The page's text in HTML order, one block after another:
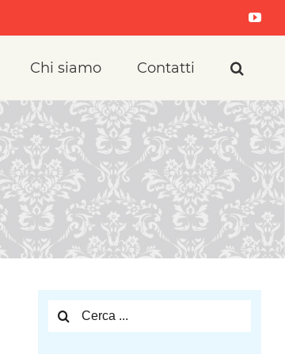
Chi siamo Contatti
Cerca
per: